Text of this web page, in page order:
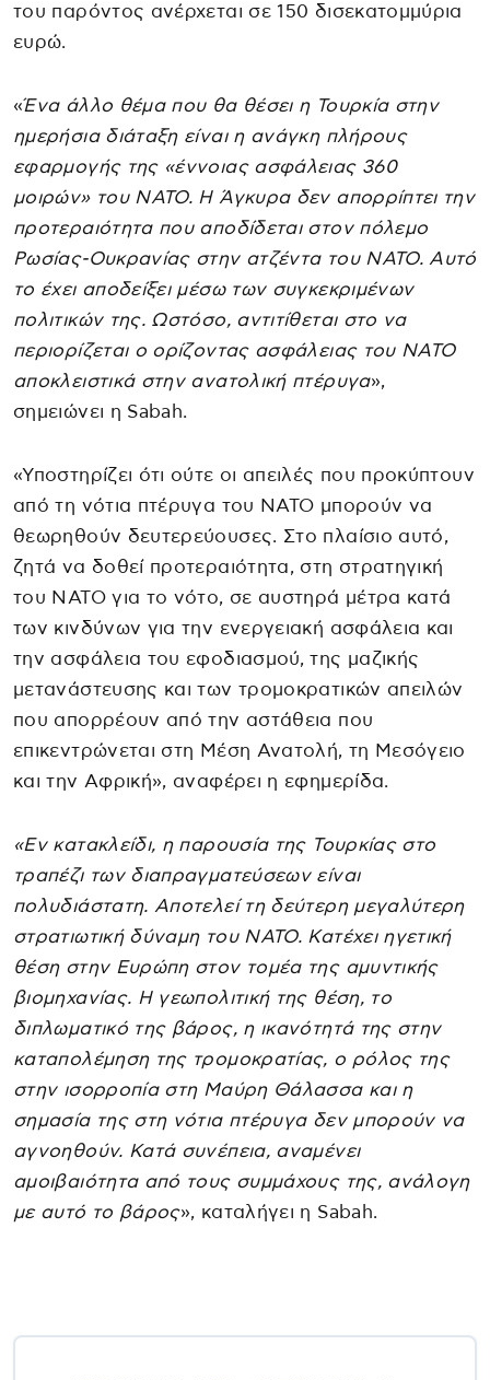
του παρόντος ανέρχεται σε 150 δισεκατομμύρια
ευρώ.
«Ένα άλλο θέμα που θα θέσει η Τουρκία στην
ημερήσια διάταξη είναι η ανάγκη πλήρους
εφαρμογής της «έννοιας ασφάλειας 360
μοιρών» του ΝΑΤΟ. Η Άγκυρα δεν απορρίπτει την
προτεραιότητα που αποδίδεται στον πόλεμο
Ρωσίας-Ουκρανίας στην ατζέντα του ΝΑΤΟ. Αυτό
το έχει αποδείξει μέσω των συγκεκριμένων
πολιτικών της. Ωστόσο, αντιτίθεται στο να
περιορίζεται ο ορίζοντας ασφάλειας του ΝΑΤΟ
αποκλειστικά στην ανατολική πτέρυγα»,
σημειώνει η Sabah.
«Υποστηρίζει ότι ούτε οι απειλές που προκύπτουν
από τη νότια πτέρυγα του ΝΑΤΟ μπορούν να
θεωρηθούν δευτερεύουσες. Στο πλαίσιο αυτό,
ζητά να δοθεί προτεραιότητα, στη στρατηγική
του ΝΑΤΟ για το νότο, σε αυστηρά μέτρα κατά
των κινδύνων για την ενεργειακή ασφάλεια και
την ασφάλεια του εφοδιασμού, της μαζικής
μετανάστευσης και των τρομοκρατικών απειλών
που απορρέουν από την αστάθεια που
επικεντρώνεται στη Μέση Ανατολή, τη Μεσόγειο
και την Αφρική», αναφέρει η εφημερίδα.
«Εν κατακλείδι, η παρουσία της Τουρκίας στο
τραπέζι των διαπραγματεύσεων είναι
πολυδιάστατη. Αποτελεί τη δεύτερη μεγαλύτερη
στρατιωτική δύναμη του ΝΑΤΟ. Κατέχει ηγετική
θέση στην Ευρώπη στον τομέα της αμυντικής
βιομηχανίας. Η γεωπολιτική της θέση, το
διπλωματικό της βάρος, η ικανότητά της στην
καταπολέμηση της τρομοκρατίας, ο ρόλος της
στην ισορροπία στη Μαύρη Θάλασσα και η
σημασία της στη νότια πτέρυγα δεν μπορούν να
αγνοηθούν. Κατά συνέπεια, αναμένει
αμοιβαιότητα από τους συμμάχους της, ανάλογη
με αυτό το βάρος», καταλήγει η Sabah.